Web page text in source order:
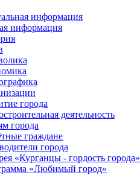
информация
информация
города
деятельность
города
граждане
города
«Курганцы - гордость города»
«Любимый город»